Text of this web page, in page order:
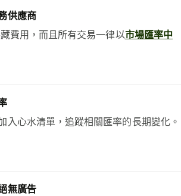
供應商
費用，而且所有交易一律以市場匯率中
入心水清單，追蹤相關匯率的長期變化。
無廣告